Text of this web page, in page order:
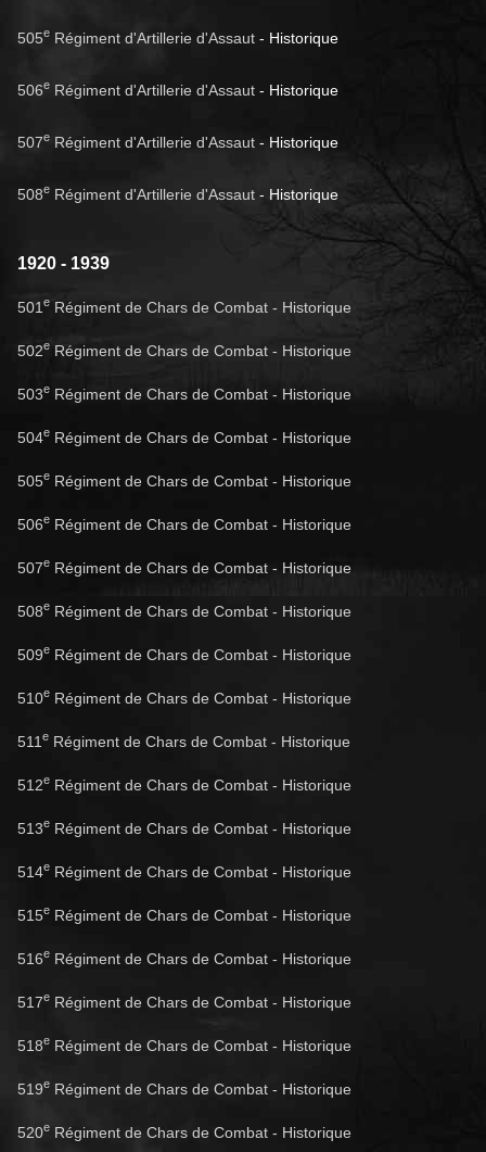
505e Régiment d'Artillerie d'Assaut - Historique
506e Régiment d'Artillerie d'Assaut - Historique
507e Régiment d'Artillerie d'Assaut - Historique
508e Régiment d'Artillerie d'Assaut - Historique
1920 - 1939
501 e Régiment de Chars de Combat - Historique
502e Régiment de Chars de Combat - Historique
503e Régiment de Chars de Combat - Historique
504e Régiment de Chars de Combat - Historique
505e Régiment de Chars de Combat - Historique
506e Régiment de Chars de Combat - Historique
507e Régiment de Chars de Combat - Historique
508e Régiment de Chars de Combat - Historique
509e Régiment de Chars de Combat - Historique
510e Régiment de Chars de Combat - Historique
511 e Régiment de Chars de Combat - Historique
512e Régiment de Chars de Combat - Historique
513e Régiment de Chars de Combat - Historique
514e Régiment de Chars de Combat - Historique
515e Régiment de Chars de Combat - Historique
516e Régiment de Chars de Combat - Historique
517e Régiment de Chars de Combat - Historique
518e Régiment de Chars de Combat - Historique
519e Régiment de Chars de Combat - Historique
520e Régiment de Chars de Combat - Historique